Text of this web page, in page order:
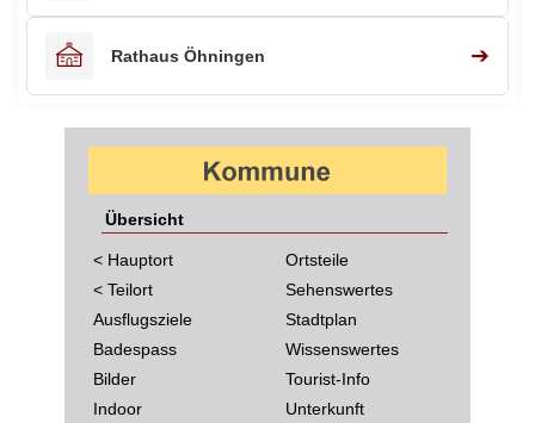
Rathaus Öhningen ➔
Übersicht
< Hauptort
< Teilort
Ausflugsziele
Badespass
Bilder
Indoor
Ortsteile
Sehenswertes
Stadtplan
Wissenswertes
Tourist-Info
Unterkunft